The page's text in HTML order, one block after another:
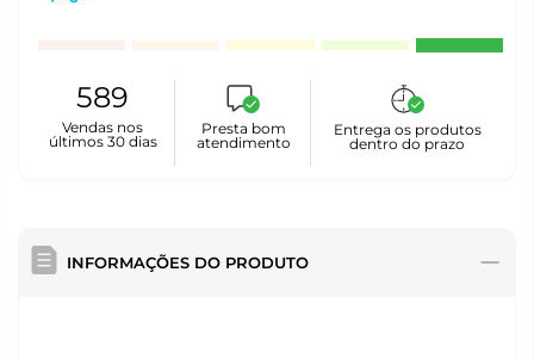
589
Vendas nos
últimos 30 dias
Presta bom
atendimento
Entrega os produtos
dentro do prazo
INFORMAÇÕES DO PRODUTO